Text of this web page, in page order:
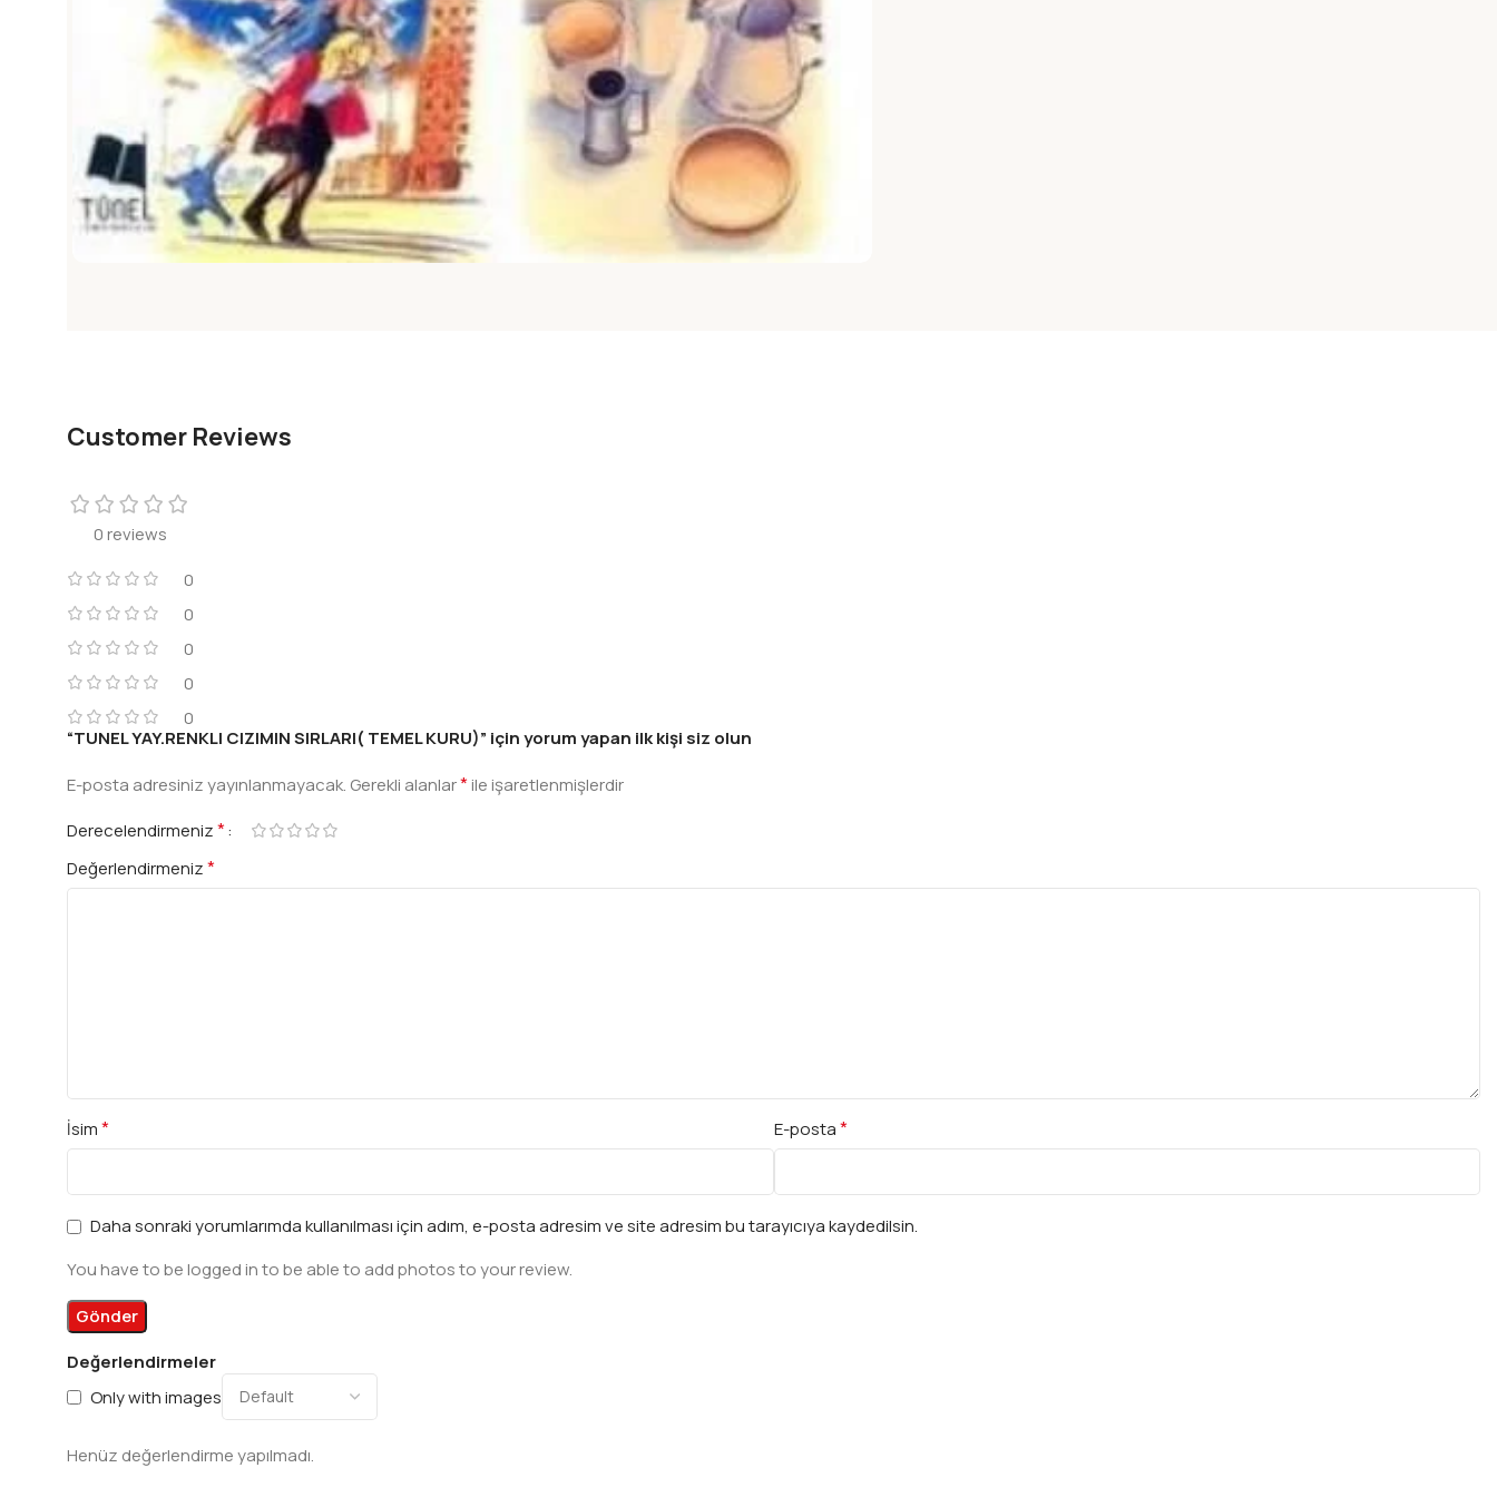
Customer Reviews
0 reviews
0
0
0
0
0
Değerlendirmeler
Only with images
Henüz değerlendirme yapılmadı.
“TUNEL YAY.RENKLI CIZIMIN SIRLARI( TEMEL KURU)” için yorum yapan ilk kişi siz olun
E-posta adresiniz yayınlanmayacak. Gerekli alanlar*ile işaretlenmişlerdir
Derecelendirmeniz*
Değerlendirmeniz*
İsim* E-posta*
Daha sonraki yorumlarımda kullanılması için adım, e-posta adresim ve site adresim bu tarayıcıya kaydedilsin.
You have to be logged in to be able to add photos to your review.